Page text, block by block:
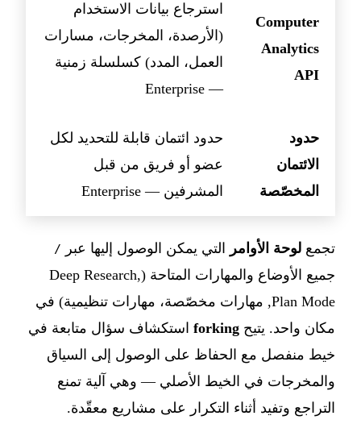
Computer
Analytics
API
استرجاع بيانات الاستخدام
(الأرصدة، المخرجات، مسارات
العمل، المدد) كسلسلة زمنية
— Enterprise
حدود
الائتمان
المخصّصة
حدود ائتمان قابلة للتحديد لكل
عضو أو فريق من قبل
المشرفين — Enterprise
تجمع لوحة الأوامر التي يمكن الوصول إليها عبر /
جميع الأوضاع والمهارات المتاحة (Deep Research,
Plan Mode, مهارات مخصّصة، مهارات تنظيمية) في
مكان واحد. يتيح forking استكشاف سؤال متابعة في
خيط منفصل مع الحفاظ على الوصول إلى السياق
والمخرجات في الخيط الأصلي — وهي آلية تمنع
التراجع وتفيد أثناء التكرار على مشاريع معقّدة.